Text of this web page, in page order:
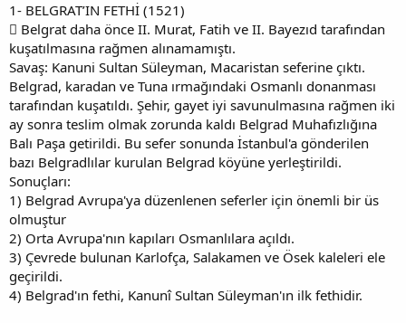
1- BELGRAT’IN FETHİ (1521)
 Belgrat daha önce II. Murat, Fatih ve II. Bayezıd tarafından
kuşatılmasına rağmen alınamamıştı.
Savaş: Kanuni Sultan Süleyman, Macaristan seferine çıktı.
Belgrad, karadan ve Tuna ırmağındaki Osmanlı donanması
tarafından kuşatıldı. Şehir, gayet iyi savunulmasına rağmen iki
ay sonra teslim olmak zorunda kaldı Belgrad Muhafızlığına
Balı Paşa getirildi. Bu sefer sonunda İstanbul'a gönderilen
bazı Belgradlılar kurulan Belgrad köyüne yerleştirildi.
Sonuçları:
1) Belgrad Avrupa'ya düzenlenen seferler için önemli bir üs
olmuştur
2) Orta Avrupa'nın kapıları Osmanlılara açıldı.
3) Çevrede bulunan Karlofça, Salakamen ve Ösek kaleleri ele
geçirildi.
4) Belgrad'ın fethi, Kanunî Sultan Süleyman'ın ilk fethidir.